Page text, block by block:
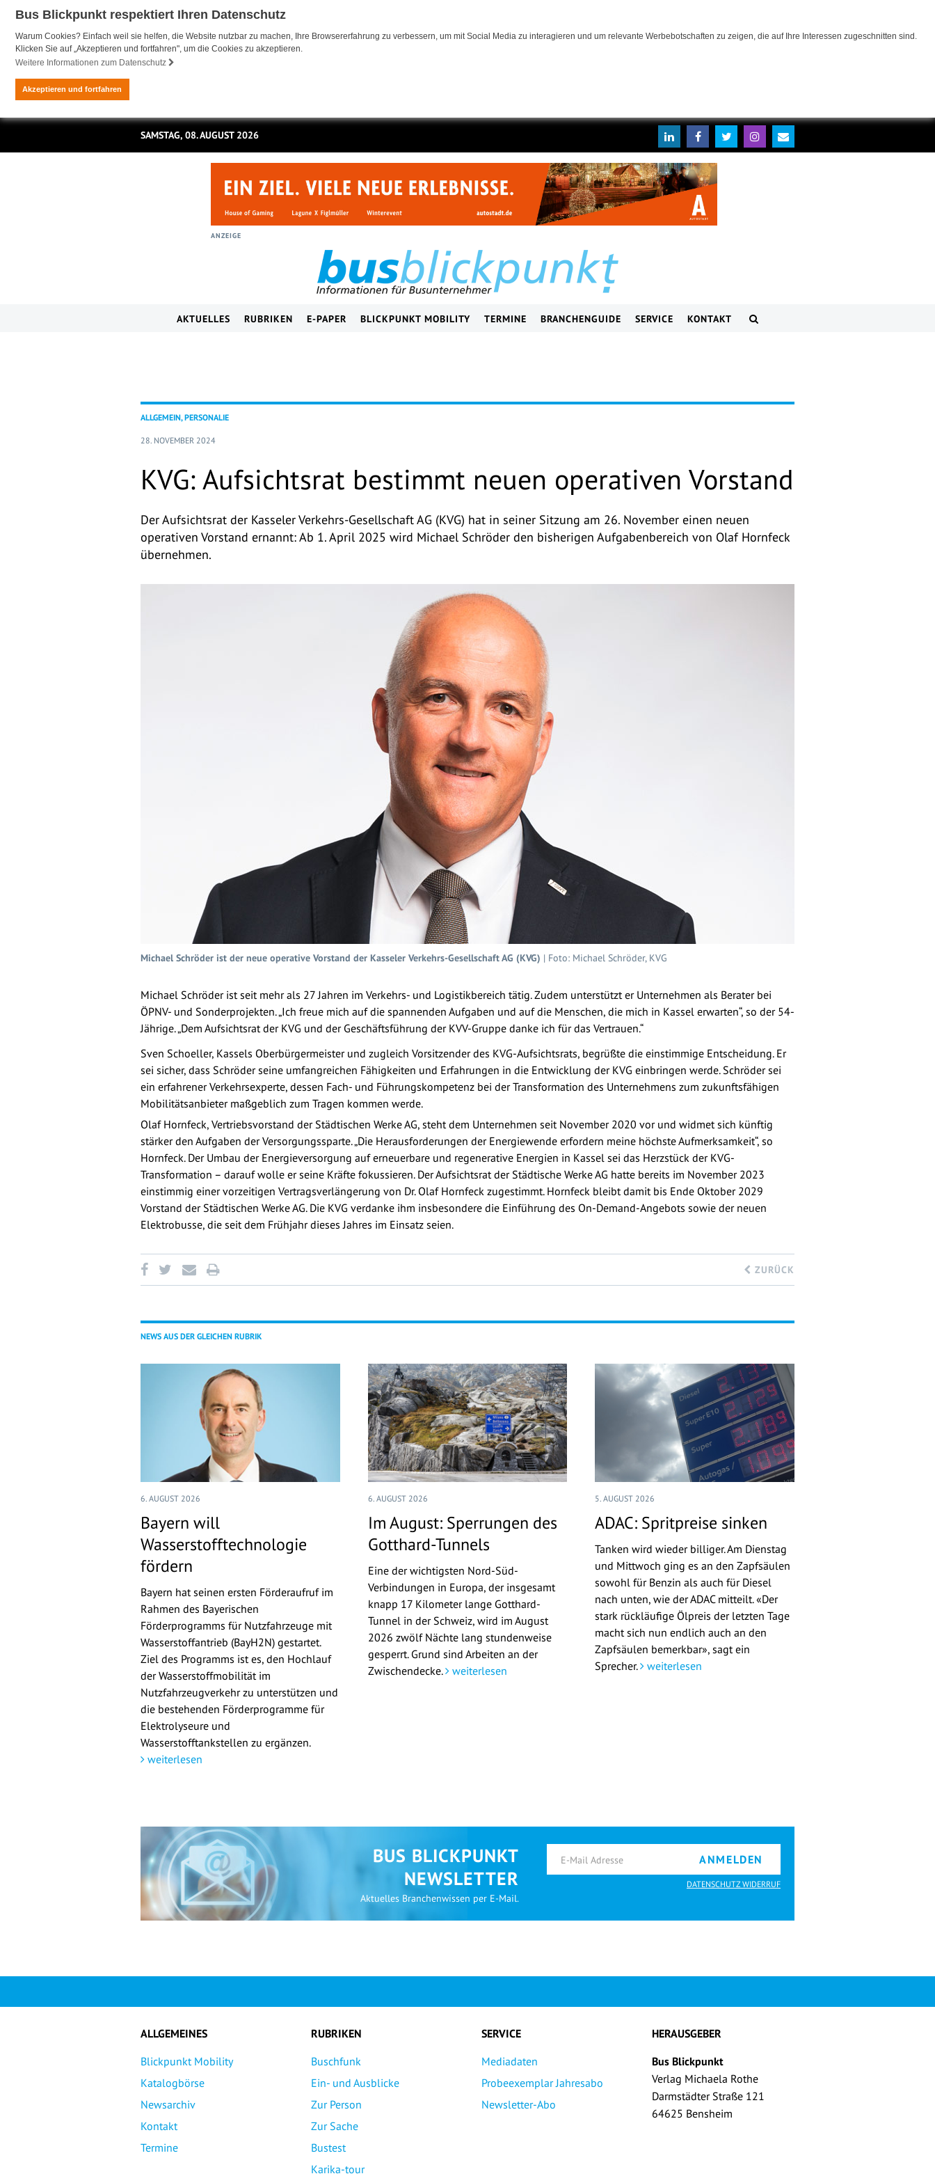
Bus Blickpunkt respektiert Ihren Datenschutz
Warum Cookies? Einfach weil sie helfen, die Website nutzbar zu machen, Ihre Browsererfahrung zu verbessern, um mit Social Media zu interagieren und um relevante Werbebotschaften zu zeigen, die auf Ihre Interessen zugeschnitten sind.
Klicken Sie auf „Akzeptieren und fortfahren", um die Cookies zu akzeptieren.
Weitere Informationen zum Datenschutz
Akzeptieren und fortfahren
SAMSTAG, 08. AUGUST 2026
ANZEIGE
AKTUELLES RUBRIKEN E-PAPER BLICKPUNKT MOBILITY TERMINE BRANCHENGUIDE SERVICE KONTAKT
ALLGEMEIN, PERSONALIE
28. NOVEMBER 2024
KVG: Aufsichtsrat bestimmt neuen operativen Vorstand
Der Aufsichtsrat der Kasseler Verkehrs-Gesellschaft AG (KVG) hat in seiner Sitzung am 26. November einen neuen
operativen Vorstand ernannt: Ab 1. April 2025 wird Michael Schröder den bisherigen Aufgabenbereich von Olaf Hornfeck
übernehmen.
Michael Schröder ist der neue operative Vorstand der Kasseler Verkehrs-Gesellschaft AG (KVG) | Foto: Michael Schröder, KVG
Michael Schröder ist seit mehr als 27 Jahren im Verkehrs- und Logistikbereich tätig. Zudem unterstützt er Unternehmen als Berater bei
ÖPNV- und Sonderprojekten. „Ich freue mich auf die spannenden Aufgaben und auf die Menschen, die mich in Kassel erwarten“, so der 54-
Jährige. „Dem Aufsichtsrat der KVG und der Geschäftsführung der KVV-Gruppe danke ich für das Vertrauen.“
Sven Schoeller, Kassels Oberbürgermeister und zugleich Vorsitzender des KVG-Aufsichtsrats, begrüßte die einstimmige Entscheidung. Er
sei sicher, dass Schröder seine umfangreichen Fähigkeiten und Erfahrungen in die Entwicklung der KVG einbringen werde. Schröder sei
ein erfahrener Verkehrsexperte, dessen Fach- und Führungskompetenz bei der Transformation des Unternehmens zum zukunftsfähigen
Mobilitätsanbieter maßgeblich zum Tragen kommen werde.
Olaf Hornfeck, Vertriebsvorstand der Städtischen Werke AG, steht dem Unternehmen seit November 2020 vor und widmet sich künftig
stärker den Aufgaben der Versorgungssparte. „Die Herausforderungen der Energiewende erfordern meine höchste Aufmerksamkeit“, so
Hornfeck. Der Umbau der Energieversorgung auf erneuerbare und regenerative Energien in Kassel sei das Herzstück der KVG-
Transformation – darauf wolle er seine Kräfte fokussieren. Der Aufsichtsrat der Städtische Werke AG hatte bereits im November 2023
einstimmig einer vorzeitigen Vertragsverlängerung von Dr. Olaf Hornfeck zugestimmt. Hornfeck bleibt damit bis Ende Oktober 2029
Vorstand der Städtischen Werke AG. Die KVG verdanke ihm insbesondere die Einführung des On-Demand-Angebots sowie der neuen
Elektrobusse, die seit dem Frühjahr dieses Jahres im Einsatz seien.
ZURÜCK
NEWS AUS DER GLEICHEN RUBRIK
6. AUGUST 2026
Bayern will
Wasserstofftechnologie
fördern
Bayern hat seinen ersten Förderaufruf im
Rahmen des Bayerischen
Förderprogramms für Nutzfahrzeuge mit
Wasserstoffantrieb (BayH2N) gestartet.
Ziel des Programms ist es, den Hochlauf
der Wasserstoffmobilität im
Nutzfahrzeugverkehr zu unterstützen und
die bestehenden Förderprogramme für
Elektrolyseure und
Wasserstofftankstellen zu ergänzen.
weiterlesen
6. AUGUST 2026
Im August: Sperrungen des
Gotthard-Tunnels
Eine der wichtigsten Nord-Süd-
Verbindungen in Europa, der insgesamt
knapp 17 Kilometer lange Gotthard-
Tunnel in der Schweiz, wird im August
2026 zwölf Nächte lang stundenweise
gesperrt. Grund sind Arbeiten an der
Zwischendecke. weiterlesen
5. AUGUST 2026
ADAC: Spritpreise sinken
Tanken wird wieder billiger. Am Dienstag
und Mittwoch ging es an den Zapfsäulen
sowohl für Benzin als auch für Diesel
nach unten, wie der ADAC mitteilt. «Der
stark rückläufige Ölpreis der letzten Tage
macht sich nun endlich auch an den
Zapfsäulen bemerkbar», sagt ein
Sprecher. weiterlesen
BUS BLICKPUNKT
NEWSLETTER
Aktuelles Branchenwissen per E-Mail.
ANMELDEN
DATENSCHUTZ WIDERRUF
ALLGEMEINES
Blickpunkt Mobility
Katalogbörse
Newsarchiv
Kontakt
Termine
RUBRIKEN
Buschfunk
Ein- und Ausblicke
Zur Person
Zur Sache
Bustest
Karika-tour
SERVICE
Mediadaten
Probeexemplar Jahresabo
Newsletter-Abo
HERAUSGEBER
Bus Blickpunkt
Verlag Michaela Rothe
Darmstädter Straße 121
64625 Bensheim